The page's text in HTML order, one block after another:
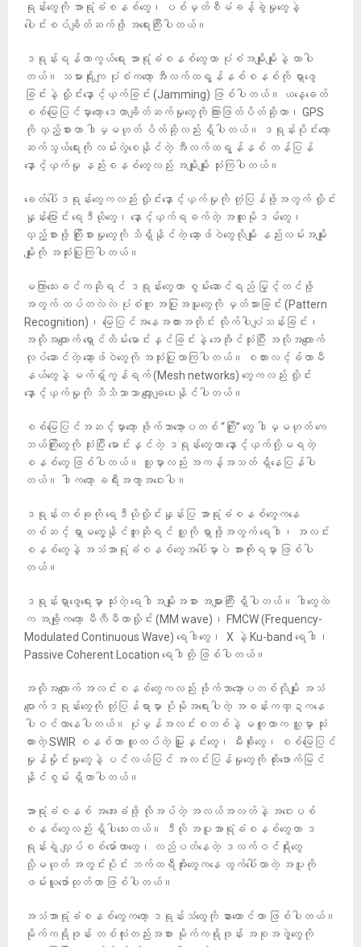
ရုန်းတွေကို အာရုံခံစနစ်တွေ၊ ပစ်မှတ်စီမံခန့်ခွဲမှုတွေနဲ့
ပေါင်းစပ်ချိတ်ဆက်ဖို့ အရေးကြီးပါတယ်။
ဒရုန်းရန်ကာကွယ်ရေး အာရုံခံစနစ်တွေဟာ ပုံစံအမျိုးမျိုးနဲ့ လာပါ
တယ်။ သမားရိုးကျ ပုံစံကတော့ အီလက်ထရွန်နစ်စနစ်ကို ရှာဖွေ
ခြင်းနဲ့ လှိုင်းနှောင့်ယှက်ခြင်း (Jamming) ဖြစ်ပါတယ်။ ယနေ့ခေတ်
စစ်မြေပြင်မှာတော့ ဒေတာချိတ်ဆက်မှုတွေကို ကြားဖြတ်ပိတ်ဆို့တာ၊ GPS
ကို လှည့်စားတာ ဒါမှမဟုတ် ပိတ်ဆို့လည်း ရှိပါတယ်။ ဒရုန်းပိုင်းလော့
ဆက်သွယ်ရေးကို လမ်းလွဲစေနိုင်တဲ့ အီလက်ထရွန်နစ် တန်ပြန်
နှောင့်ယှက်မှု နည်းစနစ်တွေလည်း အမျိုးမျိုး သုံးကြပါတယ်။
ခေတ်ပေါ်ဒရုန်းတွေကလည်း လှိုင်းနှောင့်ယှက်မှုကို တုံ့ပြန်ဖို့အတွက် လှိုင်း
နှုန်းပြောင်း ရေဒီယိုတွေ၊ နှောင့်ယှက်ရခက်တဲ့ အထူးမိုဒမ်တွေ၊
လှည့်စားဖို့ ကြိုးစားမှုတွေကို သိရှိနိုင်တဲ့ ဆော့ဖ်ဝဲတွေလိုမျိုး နည်းလမ်းအမျိုး
မျိုးကို အသုံးပြုကြပါတယ်။
မကြာသေးခင်ကဆိုရင် ဒရုန်းတွေဟာ စွမ်းဆောင်ရည် မြှင့်တင်ဖို့
အတွက် ထပ်တလဲလဲ ပုံစံတူ အပြုအမူတွေကို မှတ်သားခြင်း (Pattern
Recognition)၊ မြေပြင်အနေအထားအတိုင်း လိုက်ပါပျံသန်းခြင်း၊
အလိုအလျောက် ရှောင်တိမ်းမောင်းနှင်ခြင်းနဲ့ အေအိုင်သုံးပြီး အလိုအလျောက်
လုပ်ဆောင်တဲ့ ဆော့ဖ်ဝဲတွေကို အသုံးပြုလာကြပါတယ်။ စတားလင့်ခ်တာမီ
နယ်တွေနဲ့ မက်ရှ်ကွန်ရက် (Mesh networks) တွေကလည်း လှိုင်း
နှောင့်ယှက်မှုကို သိသိသာသာ လျှော့ချပေးနိုင်ပါတယ်။
စစ်မြေပြင်အဆင့်မှာတော့ ဖိုက်ဘာအော့ပတစ် “ကြိုး” တွေ ဒါမှမဟုတ် ကေ
ဘယ်ကြိုးတွေကို သုံးပြီး မောင်းနှင်တဲ့ ဒရုန်းတွေဟာ နှောင့်ယှက်လို့မရတဲ့
စနစ်တွေ ဖြစ်ပါတယ်။ သူ့မှာလည်း အကန့်အသတ် ရှိနေပြန်ပါ
တယ်။ ဒါကတော့ ခရီးအကွာအဝေးပါ။
ဒရုန်းတစ်ခုကို ရေဒီယိုလှိုင်းနှုန်းပြ အာရုံခံစနစ်တွေကနေ
တစ်ဆင့် ရှာမတွေ့နိုင်ဘူးဆိုရင် သူ့ကို ရှာဖို့အတွက် ရေဒါ၊ အလင်း
စနစ်တွေနဲ့ အသံအာရုံခံစနစ်တွေအပေါ်မှာပဲ အားကိုးရမှာ ဖြစ်ပါ
တယ်။
ဒရုန်းရှာဖွေရေးမှာ သုံးတဲ့ ရေဒါအမျိုးအစား အများကြီး ရှိပါတယ်။ ဒါတွေထဲ
က အချို့ကတော့ မီလီမီတာလှိုင်း (MM wave)၊ FMCW (Frequency-
Modulated Continuous Wave) ရေဒါတွေ၊ X နဲ့ Ku-band ရေဒါ၊
Passive Coherent Location ရေဒါတို့ ဖြစ်ပါတယ်။
အလိုအလျောက် အလင်းစနစ်တွေကလည်း ဖိုက်ဘာအော့ပတစ်လိုမျိုး အသံ
ပျောက်ဒရုန်းတွေကို တုံ့ပြန်ရာမှာ ပိုမိုအရေးပါတဲ့ အခန်းကဏ္ဍကနေ
ပါဝင်လာနေပါတယ်။ ပုံမှန်အလင်းစတစ်နဲ့ မတူတာက သူ့မှာ သုံး
ထားတဲ့ SWIR စနစ်ဟာ ထူထပ်တဲ့ မြူနှင်းတွေ၊ မီးခိုးတွေ၊ စစ်မြေပြင်
မှုန်မှိုင်းမှုတွေနဲ့ ပင်လယ်ပြင် အလင်းပြန်မှုတွေကို ထိုးဖောက်မြင်
နိုင်စွမ်း ရှိတာပါတယ်။
အာရုံခံစနစ် အအေးခံဖို့ လိုအပ်တဲ့ အလယ်အလတ်နဲ့ အဝေးပစ်
စနစ်တွေလည်း ရှိပါသေးတယ်။ ဒီလို အပူအာရုံခံစနစ်တွေဟာ ဒ
ရုန်းရဲ့ လျှပ်စစ်မော်တာတွေ၊ လည်ပတ်နေတဲ့ ဒလက်ဝင်ရိုးတွေ
သို့မဟုတ် အတွင်းပိုင်း ဘက်ထရီအိုးတွေကနေ ထွက်ပေါ်လာတဲ့ အပူကို
ဖမ်းယူဖော်ထုတ်တာ ဖြစ်ပါတယ်။
အသံအာရုံခံစနစ်တွေကတော့ ဒရုန်းသံတွေကို နားထောင်တာ ဖြစ်ပါတယ်။
မိုက်ကရိုဖုန်း တစ်လုံးတည်းအစား မိုက်ကရိုဖုန်း အစုအဖွဲ့တွေကို